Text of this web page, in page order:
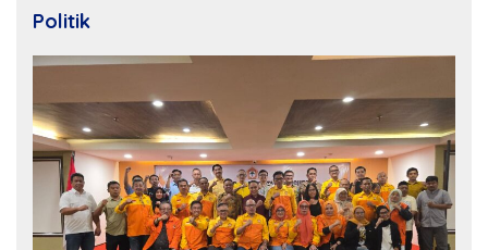
Politik